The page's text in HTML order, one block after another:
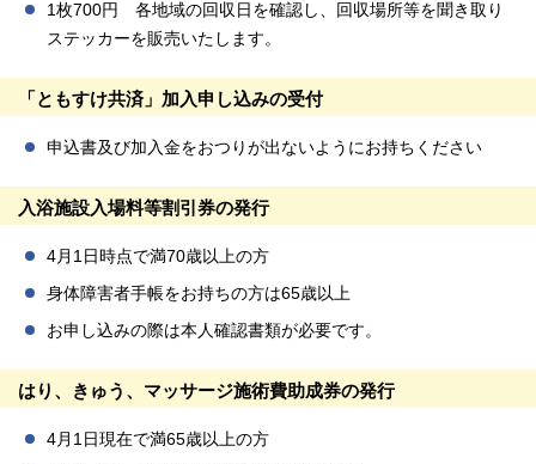
1枚700円 各地域の回収日を確認し、回収場所等を聞き取り
ステッカーを販売いたします。
「ともすけ共済」加入申し込みの受付
申込書及び加入金をおつりが出ないようにお持ちください
入浴施設入場料等割引券の発行
4月1日時点で満70歳以上の方
身体障害者手帳をお持ちの方は65歳以上
お申し込みの際は本人確認書類が必要です。
はり、きゅう、マッサージ施術費助成券の発行
4月1日現在で満65歳以上の方